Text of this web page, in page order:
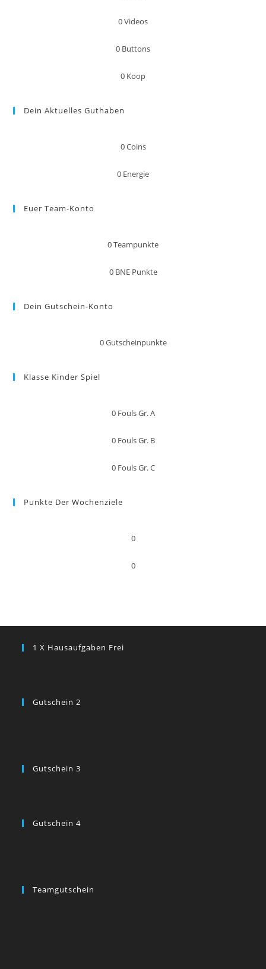
0Videos
0 Buttons
0 Koop
Dein Aktuelles Guthaben
0Coins
0 Energie
Euer Team-Konto
0Teampunkte
0 BNE Punkte
Dein Gutschein-Konto
0Gutscheinpunkte
Klasse Kinder Spiel
0 Fouls Gr. A
0 Fouls Gr. B
0 Fouls Gr. C
Punkte Der Wochenziele
0
0
1 X Hausaufgaben Frei
Gutschein 2
Gutschein 3
Gutschein 4
Teamgutschein